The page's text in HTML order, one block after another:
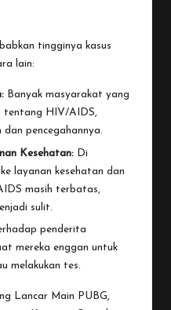
tingginya kasus
lain:
Banyak masyarakat yang
tentang HIV/AIDS,
pencegahannya.
Kesehatan: Di
layanan kesehatan dan
masih terbatas,
sulit.
penderita
mereka enggan untuk
melakukan tes.
Lancar Main PUBG,